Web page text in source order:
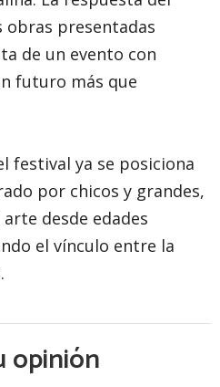
obras presentadas
de un evento con
futuro más que
festival ya se posiciona
por chicos y grandes,
desde edades
el vínculo entre la
opinión